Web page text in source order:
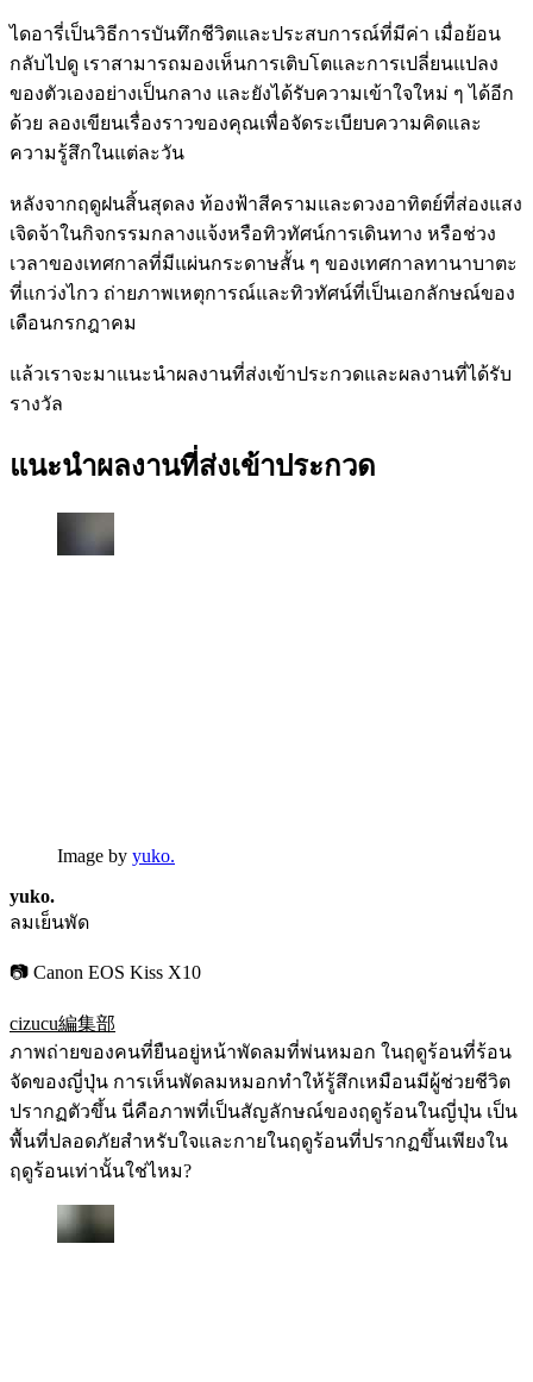
ไดอารี่เป็นวิธีการบันทึกชีวิตและประสบการณ์ที่มีค่า เมื่อย้อน
กลับไปดู เราสามารถมองเห็นการเติบโตและการเปลี่ยนแปลง
ของตัวเองอย่างเป็นกลาง และยังได้รับความเข้าใจใหม่ ๆ ได้อีก
ด้วย ลองเขียนเรื่องราวของคุณเพื่อจัดระเบียบความคิดและ
ความรู้สึกในแต่ละวัน
หลังจากฤดูฝนสิ้นสุดลง ท้องฟ้าสีครามและดวงอาทิตย์ที่ส่องแสง
เจิดจ้าในกิจกรรมกลางแจ้งหรือทิวทัศน์การเดินทาง หรือช่วง
เวลาของเทศกาลที่มีแผ่นกระดาษสั้น ๆ ของเทศกาลทานาบาตะ
ที่แกว่งไกว ถ่ายภาพเหตุการณ์และทิวทัศน์ที่เป็นเอกลักษณ์ของ
เดือนกรกฎาคม
แล้วเราจะมาแนะนำผลงานที่ส่งเข้าประกวดและผลงานที่ได้รับ
รางวัล
แนะนำผลงานที่ส่งเข้าประกวด
Image by yuko.
yuko.
ลมเย็นพัด
📷 Canon EOS Kiss X10
cizucu編集部
ภาพถ่ายของคนที่ยืนอยู่หน้าพัดลมที่พ่นหมอก ในฤดูร้อนที่ร้อน
จัดของญี่ปุ่น การเห็นพัดลมหมอกทำให้รู้สึกเหมือนมีผู้ช่วยชีวิต
ปรากฏตัวขึ้น นี่คือภาพที่เป็นสัญลักษณ์ของฤดูร้อนในญี่ปุ่น เป็น
พื้นที่ปลอดภัยสำหรับใจและกายในฤดูร้อนที่ปรากฏขึ้นเพียงใน
ฤดูร้อนเท่านั้นใช่ไหม?